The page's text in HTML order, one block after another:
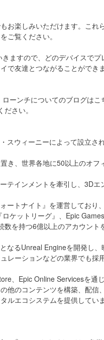
お楽しみいただけます。これ
ご覧ください。
ますので、どのデバイスでプ
で友達とつながることができま
ーンチについてのブログはこ
さい。
スウィーニーによって設立さ
き、世界各地に50以上のオフ
テインメントを牽引し、3Dエ
ートナイト』を運営しており、
ケットリーグ』、Epic Games
数を持つ6億以上のアカウント
なるUnreal Engineを開発し、
レーションなどの業界でも採
、Epic Online Servicesを通じ
他のコンテンツを構築、配信、
ルエコシステムを提供していま